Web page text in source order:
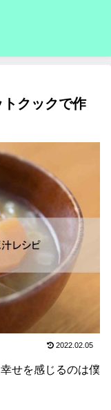
トクックで作
2022.02.05
せを感じるのは僕